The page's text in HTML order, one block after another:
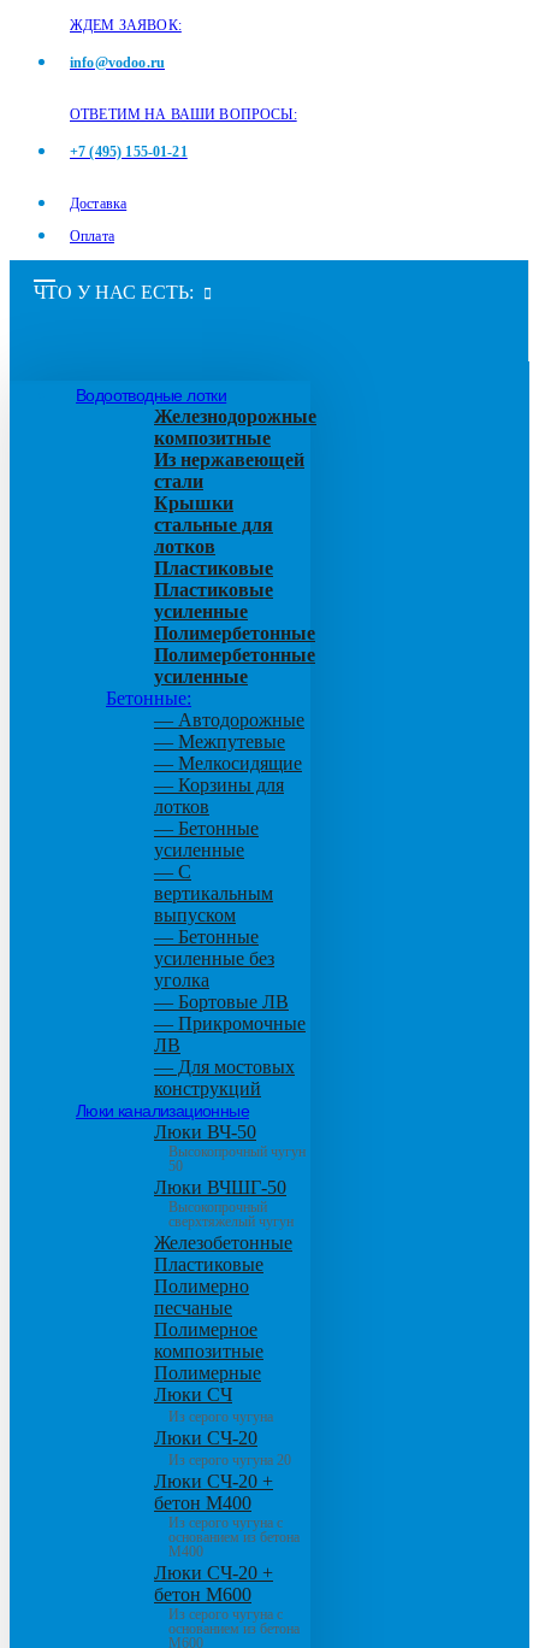
ЖДЕМ ЗАЯВОК:
info@vodoo.ru
ОТВЕТИМ НА ВАШИ ВОПРОСЫ:
+7 (495) 155-01-21
Доставка
Оплата
ЧТО У НАС ЕСТЬ:
Водоотводные лотки
Железнодорожные
композитные
Из нержавеющей
стали
Крышки
стальные для
лотков
Пластиковые
Пластиковые
усиленные
Полимербетонные
Полимербетонные
усиленные
Бетонные:
— Автодорожные
— Межпутевые
— Мелкосидящие
— Корзины для
лотков
— Бетонные
усиленные
— С
вертикальным
выпуском
— Бетонные
усиленные без
уголка
— Бортовые ЛВ
— Прикромочные
ЛВ
— Для мостовых
конструкций
Люки канализационные
Люки ВЧ-50
Высокопрочный чугун
50
Люки ВЧШГ-50
Высокопрочный
сверхтяжелый чугун
Железобетонные
Пластиковые
Полимерно
песчаные
Полимерное
композитные
Полимерные
Люки СЧ
Из серого чугуна
Люки СЧ-20
Из серого чугуна 20
Люки СЧ-20 +
бетон М400
Из серого чугуна с
основанием из бетона
М400
Люки СЧ-20 +
бетон М600
Из серого чугуна с
основанием из бетона
М600